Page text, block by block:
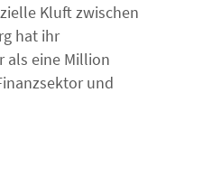
Kluft zwischen
hat ihr
als eine Million
und